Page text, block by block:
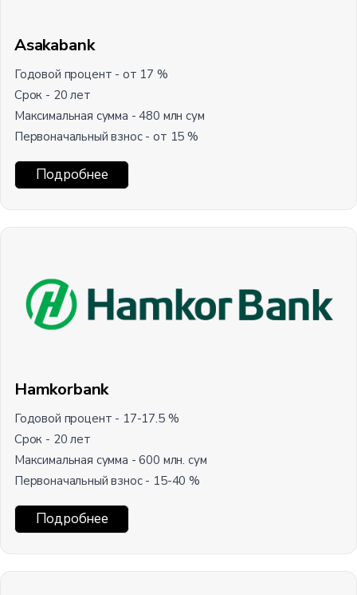
Asakabank
Годовой процент - от 17 %
Срок - 20 лет
Максимальная сумма - 480 млн сум
Первоначальный взнос - от 15 %
Подробнее
Hamkorbank
Годовой процент - 17-17.5 %
Срок - 20 лет
Максимальная сумма - 600 млн. сум
Первоначальный взнос - 15-40 %
Подробнее